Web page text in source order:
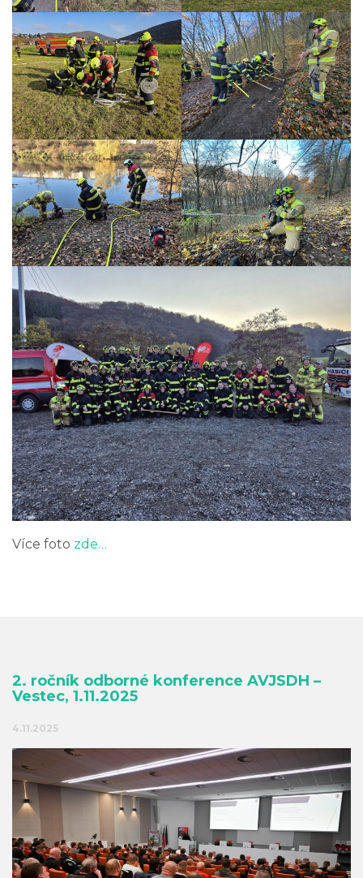
Více foto zde…
2. ročník odborné konference AVJSDH –
Vestec, 1.11.2025
4.11.2025